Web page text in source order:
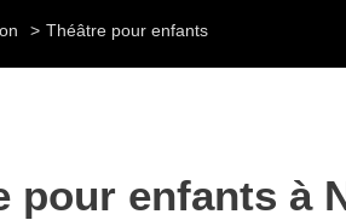
Théâtre pour enfants
pour enfants à